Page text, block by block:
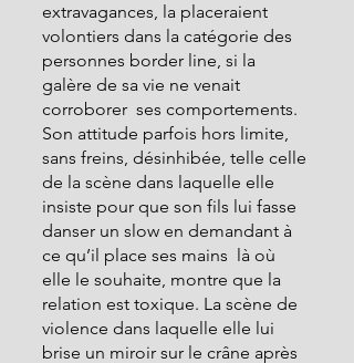
extravagances, la placeraient
volontiers dans la catégorie des
personnes border line, si la
galère de sa vie ne venait
corroborer  ses comportements.
Son attitude parfois hors limite,
sans freins, désinhibée, telle celle
de la scène dans laquelle elle
insiste pour que son fils lui fasse
danser un slow en demandant à
ce qu’il place ses mains  là où
elle le souhaite, montre que la
relation est toxique. La scène de
violence dans laquelle elle lui
brise un miroir sur le crâne après